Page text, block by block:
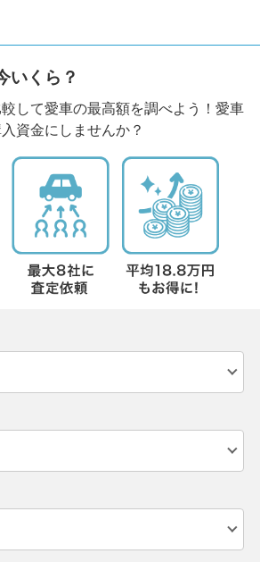
いくら？
して愛車の最高額を調べよう！愛車
資金にしませんか？